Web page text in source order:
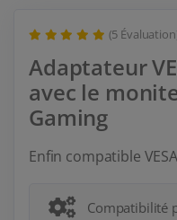
(5
Adaptateur
avec le
Gaming
Enfin compatible
Compatibilité